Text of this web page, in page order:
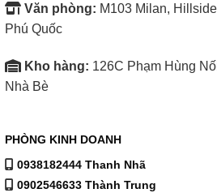
Motionflow™ XR tạo và chèn thêm
Văn phòng: M103 Milan,
Phú Quốc
Kho hàng: 126C Phạm Hùng
Nhà Bè
PHÒNG KINH DOANH
0938182444 Thanh Nhã
0902546633 Thành Trung